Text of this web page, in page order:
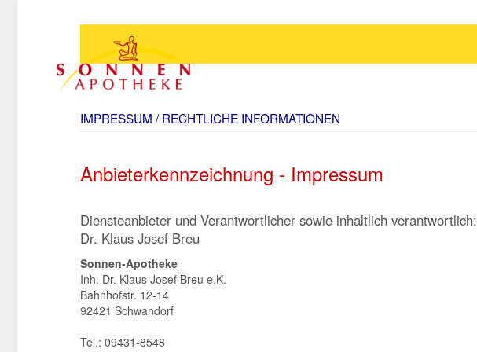
IMPRESSUM / RECHTLICHE INFORMATIONEN
Anbieterkennzeichnung - Impressum
Diensteanbieter und Verantwortlicher sowie inhaltlich verantwortlich:
Dr. Klaus Josef Breu
Sonnen-Apotheke
Inh. Dr. Klaus Josef Breu e.K.
Bahnhofstr. 12-14
92421 Schwandorf
Tel.: 09431-8548